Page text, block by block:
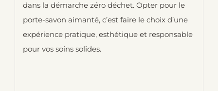
dans la démarche zéro déchet. Opter pour le
porte-savon aimanté, c’est faire le choix d’une
expérience pratique, esthétique et responsable
pour vos soins solides.